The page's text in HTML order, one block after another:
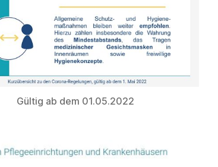
Gültig ab dem 01.05.2022